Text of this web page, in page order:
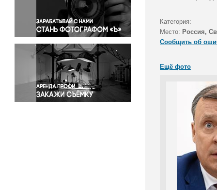
Правосудие
Происшествия и конфликты
Религия
Светская жизнь
Спорт
Экология
Экономика и бизнес
Категория:
Место: Россия,
Сообщить об
Ещё фото